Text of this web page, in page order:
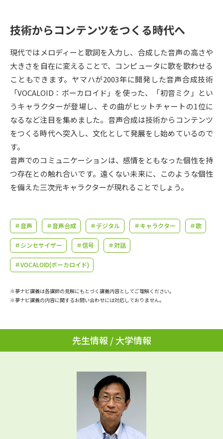
志望校・出願校を調べる
併願校選び 受験スケジュールを立てよう
先輩が入学を決めた理由 テレメール全国一斉進学調査
新生活お役立ちガイド
大学で学びたい学問発見
学問のミニ講義「夢ナビ講義」 学問分野解説
学問の教科書 夢ナビライブ
ユーザーサポート
Ｑ＆Ａ よくあるご質問 大学進学IDについて
受付内容・発送状況の確認
テレメール
テレメール進学カタログ
訂正のご案内
技術からコンテンツをつくる時代へ
現代ではメロディーと歌詞を入力し、合成した音声の高さや
大きさを自在に変えることで、コンピュータに歌を歌わせる
こともできます。ヤマハが2003年に開発した音声合成技術
「VOCALOID：ボーカロイド」を使った、「初音ミク」とい
うキャラクターが登場し、その曲がヒットチャートの1位に
なるなど注目を集めました。音声合成は技術からコンテンツ
をつくる時代へ突入し、文化として発展をし始めているので
す。
音声でのコミュニケーションは、感情をともなった個性を持
つ存在との触れ合いです。遠くない未来に、このような個性
を備えた三次元キャラクターが現れることでしょう。
＃音声 ＃音声合成 ＃デジタル ＃キャラクター ＃歌
＃シンセサイザー ＃信号 ＃対話
＃VOCALOID(ボーカロイド)
※夢ナビ講義は各講師の見解にもとづく講義内容としてご理解ください。
※夢ナビ講義の内容に関するお問い合わせには対応しておりません。
先生情報 / 大学情報